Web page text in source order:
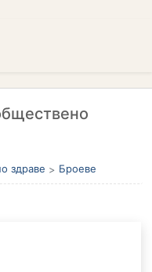
здраве
Броеве